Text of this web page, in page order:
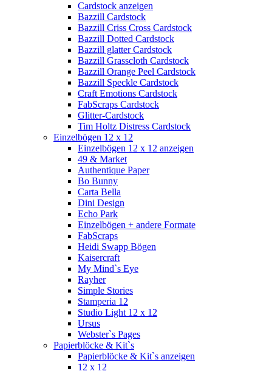
Cardstock anzeigen
Bazzill Cardstock
Bazzill Criss Cross Cardstock
Bazzill Dotted Cardstock
Bazzill glatter Cardstock
Bazzill Grasscloth Cardstock
Bazzill Orange Peel Cardstock
Bazzill Speckle Cardstock
Craft Emotions Cardstock
FabScraps Cardstock
Glitter-Cardstock
Tim Holtz Distress Cardstock
Einzelbögen 12 x 12
Einzelbögen 12 x 12 anzeigen
49 & Market
Authentique Paper
Bo Bunny
Carta Bella
Dini Design
Echo Park
Einzelbögen + andere Formate
FabScraps
Heidi Swapp Bögen
Kaisercraft
My Mind`s Eye
Rayher
Simple Stories
Stamperia 12
Studio Light 12 x 12
Ursus
Webster`s Pages
Papierblöcke & Kit`s
Papierblöcke & Kit`s anzeigen
12 x 12